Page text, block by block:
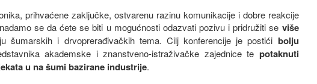
prihvaćene zaključke, ostvarenu razinu komunikacije i dobre reakcije
se da ćete se biti u mogućnosti odazvati pozivu i pridružiti se više
šumarskih i drvoprerađivačkih tema. Cilj konferencije je postići bolju
akademske i znanstveno-istraživačke zajednice te potaknuti
u na šumi bazirane industrije.